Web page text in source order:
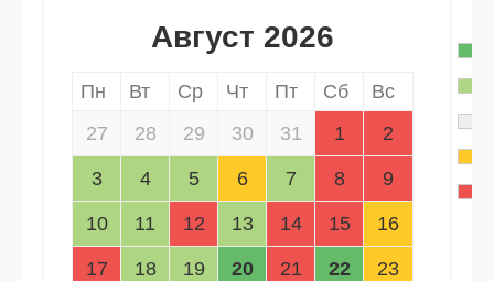
Август 2026
Пн Вт Ср Чт Пт Сб
Вс
27
28 29 30 31 1 2
3 4 5 6 7 8 9
10 11 12 13 14 15 16
17 18 19 20 21 22 23